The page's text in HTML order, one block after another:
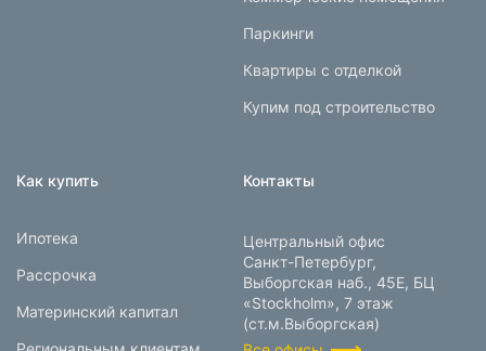
Паркинги
Квартиры с отделкой
Купим под строительство
Как купить
Ипотека
Рассрочка
Материнский капитал
Контакты
Центральный офис
Санкт-Петербург,
Выборгская наб., 45Е, БЦ
«Stockholm», 7 этаж
(ст.м.Выборгская)